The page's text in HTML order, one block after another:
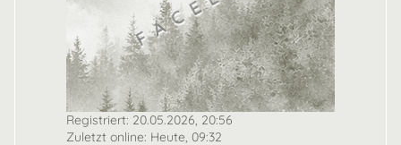
Registriert: 20.05.2026, 20:56
Zuletzt online: Heute, 09:32